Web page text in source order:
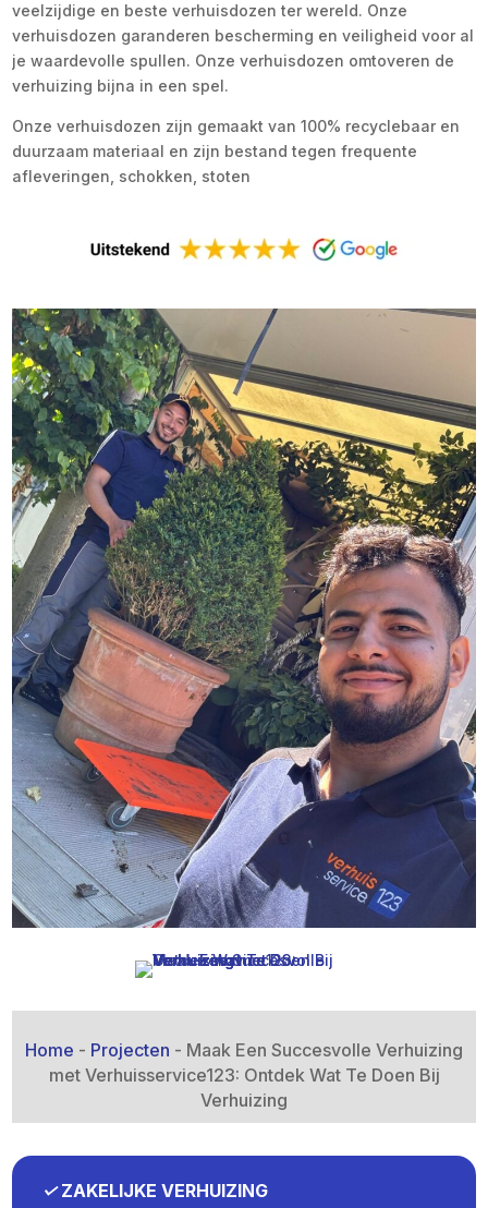
veelzijdige en beste verhuisdozen ter wereld. Onze
verhuisdozen garanderen bescherming en veiligheid voor al
je waardevolle spullen. Onze verhuisdozen omtoveren de
verhuizing bijna in een spel.
Onze verhuisdozen zijn gemaakt van 100% recyclebaar en
duurzaam materiaal en zijn bestand tegen frequente
afleveringen, schokken, stoten
Home - Projecten - Maak Een Succesvolle Verhuizing
met Verhuisservice123: Ontdek Wat Te Doen Bij
Verhuizing
✓ZAKELIJKE VERHUIZING